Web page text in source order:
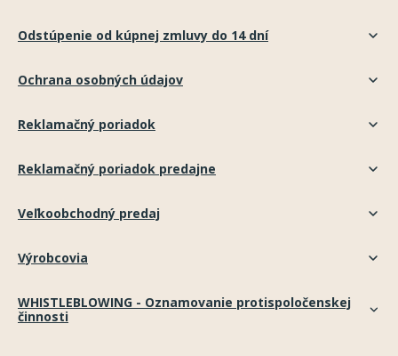
Odstúpenie od kúpnej zmluvy do 14 dní
Ochrana osobných údajov
Reklamačný poriadok
Reklamačný poriadok predajne
Veľkoobchodný predaj
Výrobcovia
WHISTLEBLOWING - Oznamovanie protispoločenskej
činnosti